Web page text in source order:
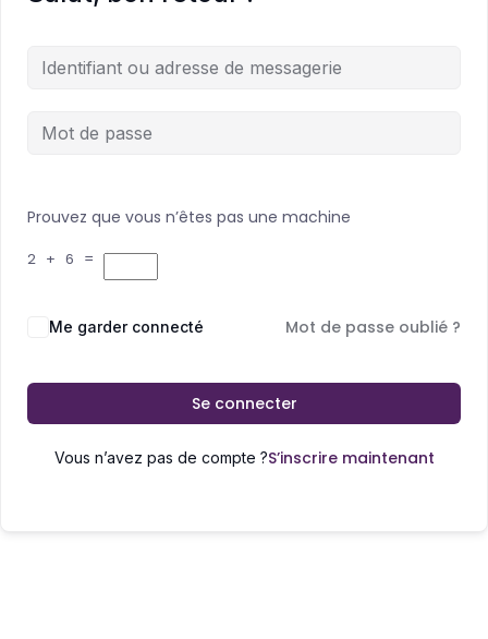
Prouvez que vous n’êtes pas une machine
2 + 6 =
Me garder connecté Mot de passe oublié ?
Se connecter
Vous n’avez pas de compte ?S’inscrire maintenant